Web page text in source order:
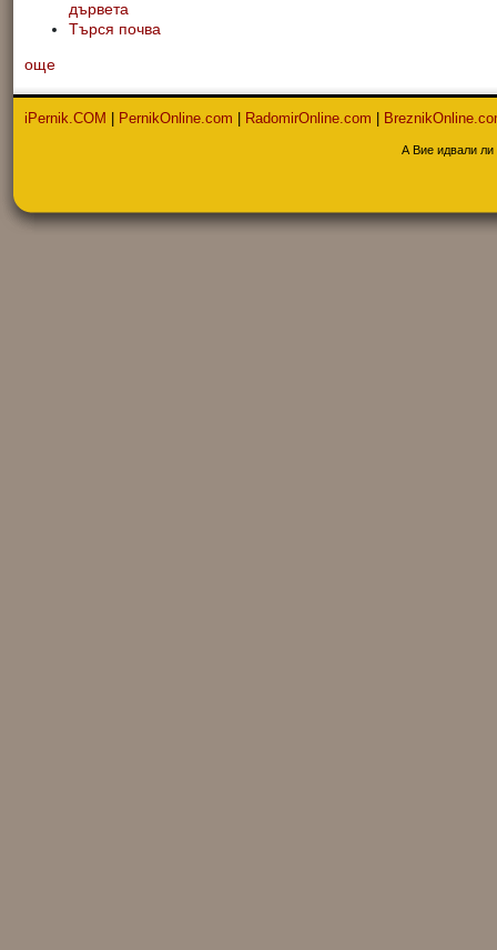
дървета
Търся почва
още
iPernik.COM | PernikOnline.com | RadomirOnline.com |
А Вие идвали